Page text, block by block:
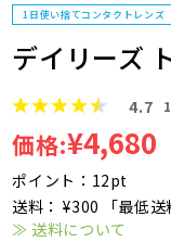
1日使い捨てコンタクトレンズ
デイリーズ
4.7
価格:¥4,680
ポイント：12pt
送料： ¥300 「最低送
≫ 送料について